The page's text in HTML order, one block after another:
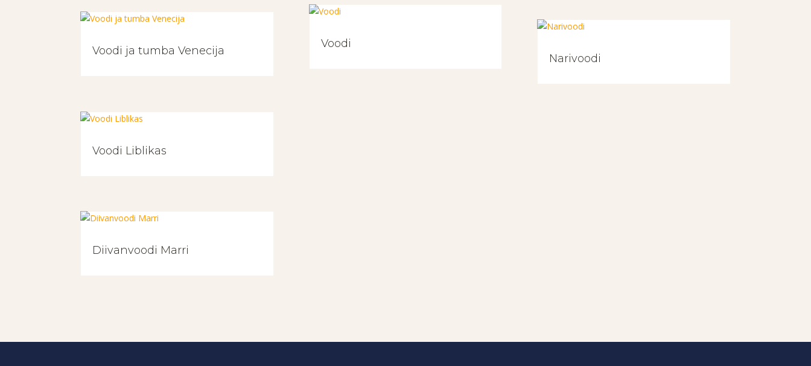
Voodi ja tumba Venecija
Voodi Liblikas
Diivanvoodi Marri
Voodi
Narivoodi